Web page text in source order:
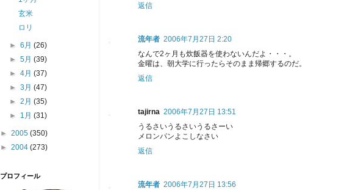
返信
流年者 2006年7月27日 2:20
なんで2ヶ月も炊飯器を使わないんだよ・・・。
金曜は、朝大学に行ったらそのまま帰郷するのだ。
返信
tajirna 2006年7月27日 13:51
うるさいうるさいうるさーい
メロンパンよこしなさい
返信
流年者 2006年7月27日 13:56
玄米
ロリ
► 6月 (26)
► 5月 (39)
► 4月 (37)
► 3月 (47)
► 2月 (35)
► 1月 (31)
►2005(350)
►2004(273)
プロフィール